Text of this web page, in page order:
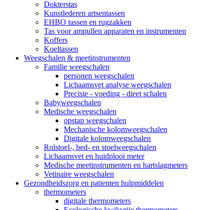
Dokterstas
Kunstlederen artsentassen
EHBO tassen en rugzakken
Tas voor ampullen apparaten en instrumenten
Koffers
Koeltassen
Weegschalen & meetinstrumenten
Familie weegschalen
personen weegschalen
Lichaamsvet analyse weegschalen
Precisie - voeding - dieet schalen
Babyweegschalen
Medische weegschalen
opstap weegschalen
Mechanische kolomweegschalen
Digitale kolomweegschalen
Rolstoel-, bed- en stoelweegschalen
Lichaamsvet en huidplooi meter
Medische meetinstrumenten en hartslagmeters
Vetinaire weegschalen
Gezondheidszorg en patienten hulpmiddelen
thermometers
digitale thermometers